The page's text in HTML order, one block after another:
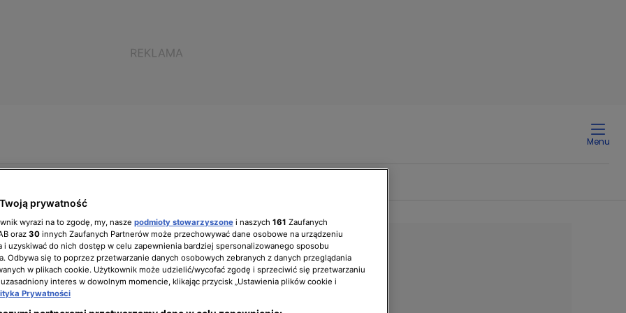
Menu
w stylu glamour.
szafie!
prywatność
wyrazi na to zgodę, my, nasze podmioty stowarzyszone i naszych 161 Zaufanych
oraz 30 innych Zaufanych Partnerów może przechowywać dane osobowe na urządzeniu
i uzyskiwać do nich dostęp w celu zapewnienia bardziej spersonalizowanego sposobu
Odbywa się to poprzez przetwarzanie danych osobowych zebranych z danych przeglądania
w plikach cookie. Użytkownik może udzielić/wycofać zgodę i sprzeciwić się przetwarzaniu
interes w dowolnym momencie, klikając przycisk „Ustawienia plików cookie i
Prywatności